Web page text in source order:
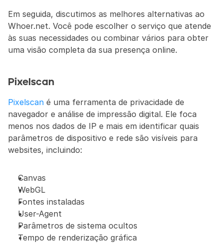
Em seguida, discutimos as melhores alternativas ao
Whoer.net. Você pode escolher o serviço que atende
às suas necessidades ou combinar vários para obter
uma visão completa da sua presença online.
Pixelscan
Pixelscan é uma ferramenta de privacidade de
navegador e análise de impressão digital. Ele foca
menos nos dados de IP e mais em identificar quais
parâmetros de dispositivo e rede são visíveis para
websites, incluindo:
Canvas
WebGL
Fontes instaladas
User-Agent
Parâmetros de sistema ocultos
Tempo de renderização gráfica